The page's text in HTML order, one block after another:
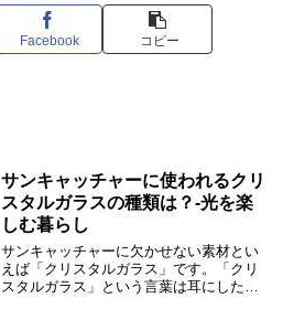
Facebook コピー
サンキャッチャーに使われるクリ
スタルガラスの種類は？-光を楽
しむ暮らし
サンキャッチャーに欠かせない素材とい
えば「クリスタルガラス」です。「クリ
スタルガラス」という言葉は耳にしたこ